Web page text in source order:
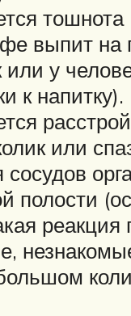
тошнота
выпит на
или у
к напитку).
или
полости
реакция